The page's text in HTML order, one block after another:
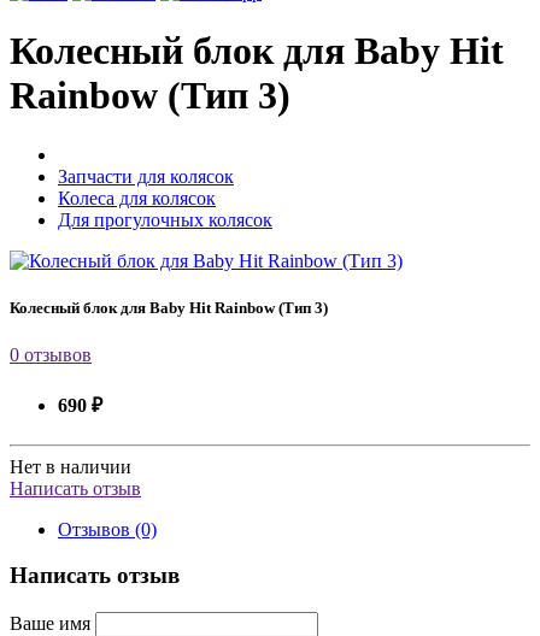
Колесный блок для Baby Hit
Rainbow (Тип 3)
Запчасти для колясок
Колеса для колясок
Для прогулочных колясок
Колесный блок для Baby Hit Rainbow (Тип 3)
0 отзывов
690 ₽
Нет в наличии
Написать отзыв
Отзывов (0)
Написать отзыв
Ваше имя